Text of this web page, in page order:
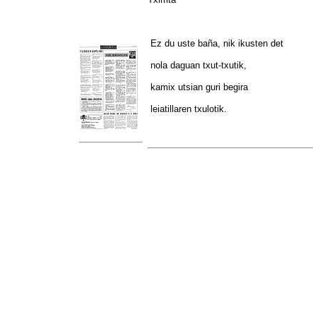
Ez du uste baña, nik ikusten det
nola daguan txut-txutik,
kamix utsian guri begira
leiatillaren txulotik.